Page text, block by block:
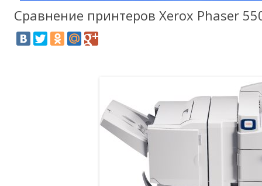
Сравнение принтеров Xerox Phaser